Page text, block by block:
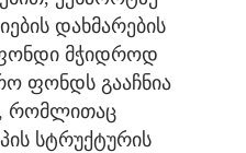
დახმარების
მჭიდროდ
ფონდს გააჩნია
რომლითაც
სტრუქტურის